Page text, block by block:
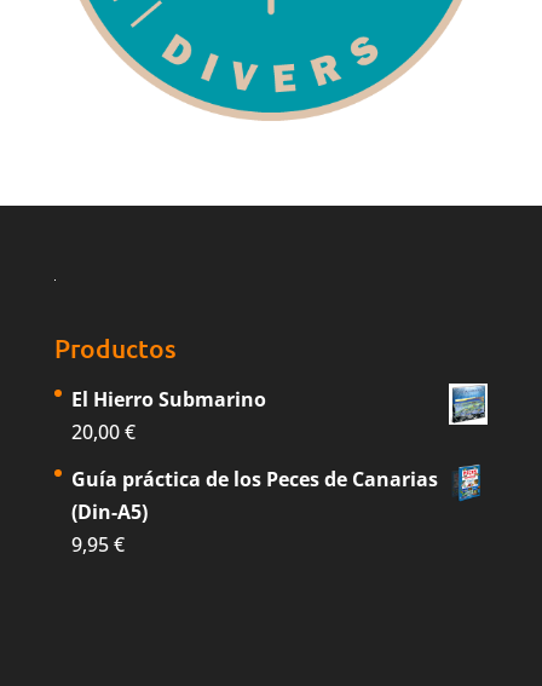
Productos
El Hierro Submarino
20,00€
Guía práctica de los Peces de Canarias
(Din-A5)
9,95€